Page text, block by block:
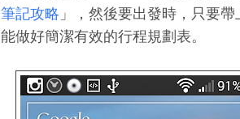
筆記攻略 」，然後要出發時，只要
能做好簡潔有效的行程規劃表。